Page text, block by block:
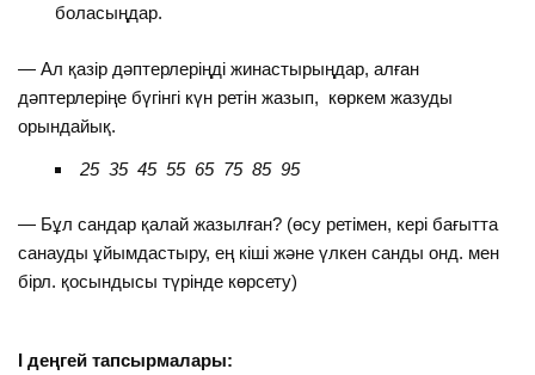
боласыңдар.
— Ал қазір дәптерлеріңді жинастырыңдар, алған
дәптерлеріңе бүгінгі күн ретін жазып, көркем жазуды
орындайық.
25 35 45 55 65 75 85 95
— Бұл сандар қалай жазылған? (өсу ретімен, кері бағытта
санауды ұйымдастыру, ең кіші және үлкен санды онд. мен
бірл. қосындысы түрінде көрсету)
І деңгей тапсырмалары: